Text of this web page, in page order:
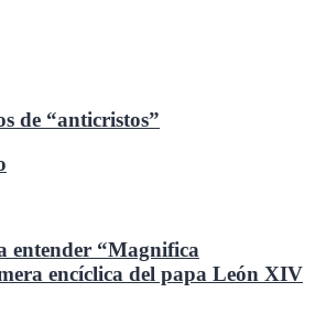
de “anticristos”
entender “Magnifica
encíclica del papa León XIV